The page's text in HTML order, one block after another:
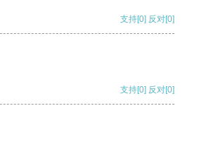
支持[0] 反对[0]
支持[0] 反对[0]